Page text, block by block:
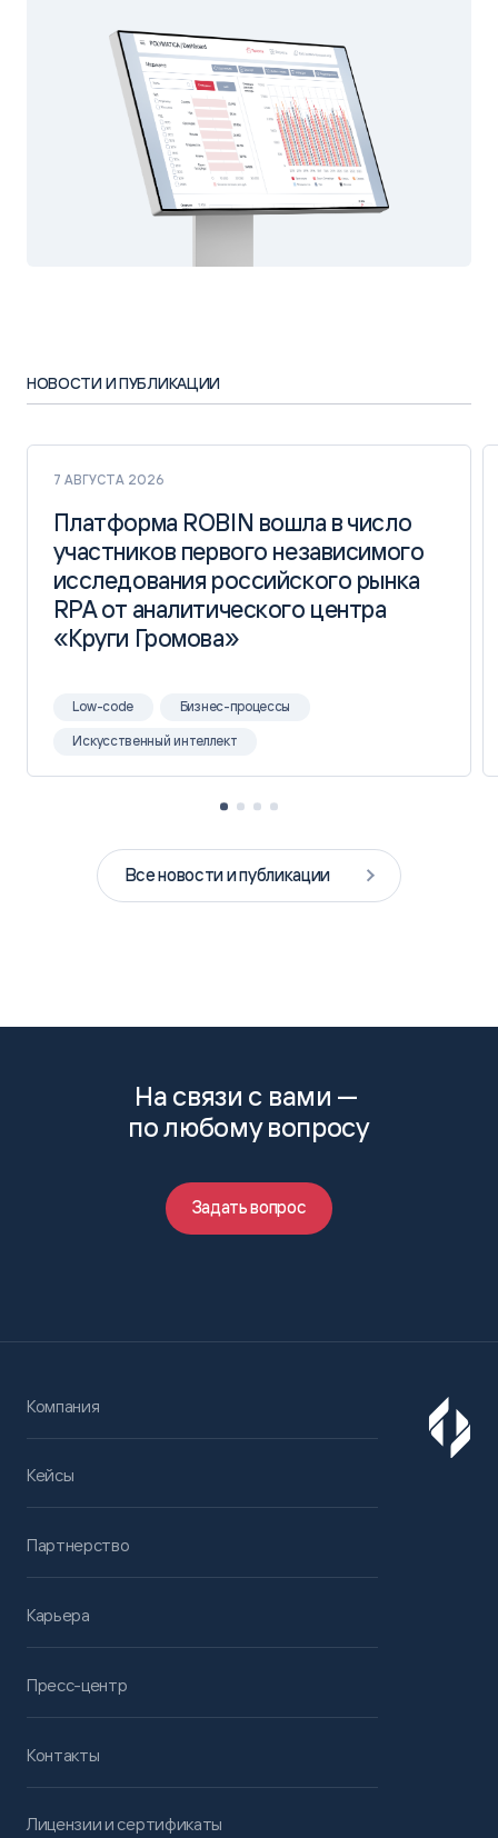
НОВОСТИ И ПУБЛИКАЦИИ
7 АВГУСТА 2026
Платформа ROBIN вошла в число
участников первого независимого
исследования российского рынка
RPA от аналитического центра
«Круги Громова»
Платформа ROBIN вошла в число
участников первого независимого
исследования российского рынка
RPA от аналитического центра
«Круги Громова»
Low-code Бизнес-процессы
Искусственный интеллект
Все новости и публикации
На связи с вами —
по любому вопросу
Задать вопрос
Компания
Кейсы
Партнерство
Карьера
Пресс-центр
Контакты
Лицензии и сертификаты